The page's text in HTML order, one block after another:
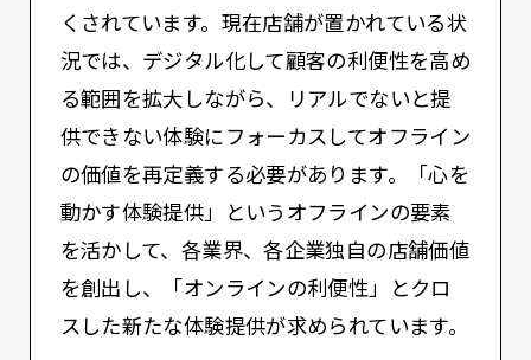
くされています。現在店舗が置かれている状
況では、デジタル化して顧客の利便性を高め
る範囲を拡大しながら、リアルでないと提
供できない体験にフォーカスしてオフライン
の価値を再定義する必要があります。「心を
動かす体験提供」というオフラインの要素
を活かして、各業界、各企業独自の店舗価値
を創出し、「オンラインの利便性」とクロ
スした新たな体験提供が求められています。